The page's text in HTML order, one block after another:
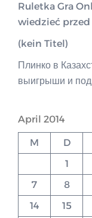
Ruletka Gra
wiedzieć
(kein Titel)
Плинко в
выигрыши и
April 2014
M D
1
7
8
14
15